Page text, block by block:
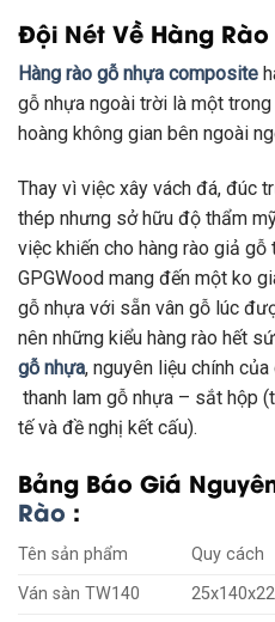
Đội Nét Về Hàng Rào
Hàng rào gỗ nhựa composite
gỗ nhựa ngoài trời là một trong
hoàng không gian bên ngoài
Thay vì việc xây vách đá, đúc
thép nhưng sở hữu độ thẩm
việc khiến cho hàng rào giả gỗ
GPGWood mang đến một ko
gỗ nhựa với sẵn vân gỗ lúc
nên những kiểu hàng rào hết
gỗ nhựa, nguyên liệu chính của
thanh lam gỗ nhựa – sắt hộp
tếvà đề nghị kết cấu).
Bảng Báo Giá
Rào:
Tên sản phẩm Quy cách
Ván sàn TW140